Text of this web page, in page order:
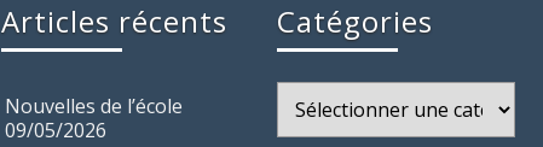
Articles récents
Nouvelles de l’école
09/05/2026
Catégories